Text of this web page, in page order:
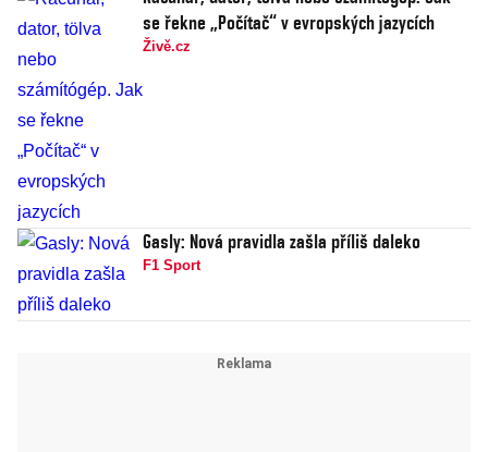
se řekne „Počítač“ v evropských jazycích
Živě.cz
Gasly: Nová pravidla zašla příliš daleko
F1 Sport